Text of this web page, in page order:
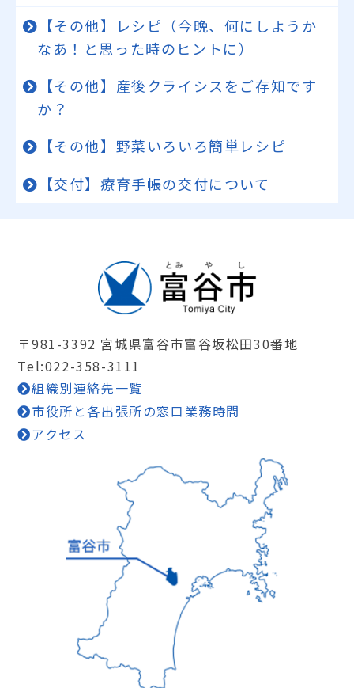
【その他】レシピ（今晩、何にしようか
なあ！と思った時のヒントに）
【その他】産後クライシスをご存知です
か？
【その他】野菜いろいろ簡単レシピ
【交付】療育手帳の交付について
〒981-3392 宮城県富谷市富谷坂松田30番地
Tel:022-358-3111
組織別連絡先一覧
市役所と各出張所の窓口業務時間
アクセス